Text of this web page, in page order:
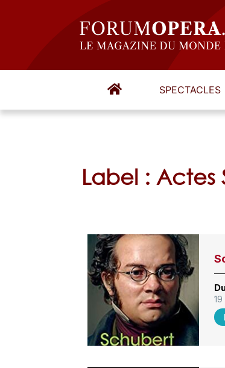
SPECTACLES
Label : Actes